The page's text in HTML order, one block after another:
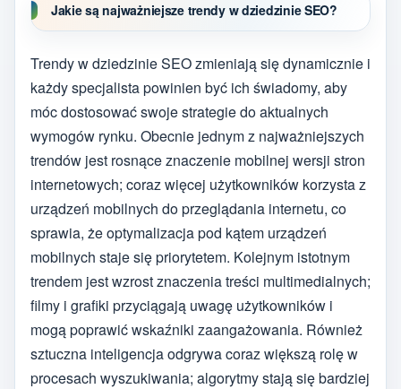
Jakie są najważniejsze trendy w dziedzinie SEO?
Trendy w dziedzinie SEO zmieniają się dynamicznie i
każdy specjalista powinien być ich świadomy, aby
móc dostosować swoje strategie do aktualnych
wymogów rynku. Obecnie jednym z najważniejszych
trendów jest rosnące znaczenie mobilnej wersji stron
internetowych; coraz więcej użytkowników korzysta z
urządzeń mobilnych do przeglądania internetu, co
sprawia, że optymalizacja pod kątem urządzeń
mobilnych staje się priorytetem. Kolejnym istotnym
trendem jest wzrost znaczenia treści multimedialnych;
filmy i grafiki przyciągają uwagę użytkowników i
mogą poprawić wskaźniki zaangażowania. Również
sztuczna inteligencja odgrywa coraz większą rolę w
procesach wyszukiwania; algorytmy stają się bardziej